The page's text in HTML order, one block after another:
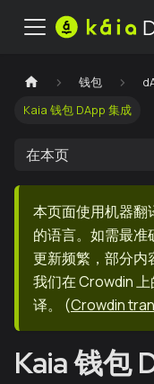
钱包
Kaia 钱包 DApp 集成
在本页
本页面使用机器翻
的语言。如需最
更新频繁，部分内
我们在 Crowdin
译。
(Crowdin
Kaia 钱包